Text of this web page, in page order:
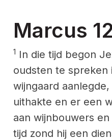
Marcus
1 In die tijd begon
oudsten te spreken
wijngaard
uithakte en er een
aan wijnbouwers
tijd zond hij een